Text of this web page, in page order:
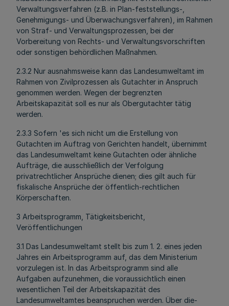
Verwaltungsverfahren (z.B. in Plan-feststellungs-,
Genehmigungs- und Überwachungsverfahren), im Rahmen
von Straf- und Verwaltungsprozessen, bei der
Vorbereitung von Rechts- und Verwaltungsvorschriften
oder sonstigen behördlichen Maßnahmen.
2.3.2 Nur ausnahmsweise kann das Landesumweltamt im
Rahmen von Zivilprozessen als Gutachter in Anspruch
genommen werden. Wegen der begrenzten
Arbeitskapazität soll es nur als Obergutachter tätig
werden.
2.3.3 Sofern 'es sich nicht um die Erstellung von
Gutachten im Auftrag von Gerichten handelt, übernimmt
das Landesumweltamt keine Gutachten oder ähnliche
Aufträge, die ausschließlich der Verfolgung
privatrechtlicher Ansprüche dienen; dies gilt auch für
fiskalische Ansprüche der öffentlich-rechtlichen
Körperschaften.
3 Arbeitsprogramm, Tätigkeitsbericht,
Veröffentlichungen
3.1 Das Landesumweltamt stellt bis zum 1. 2. eines jeden
Jahres ein Arbeitsprogramm auf, das dem Ministerium
vorzulegen ist. In das Arbeitsprogramm sind alle
Aufgaben aufzunehmen, die voraussichtlich einen
wesentlichen Teil der Arbeitskapazität des
Landesumweltamtes beanspruchen werden. Über die-